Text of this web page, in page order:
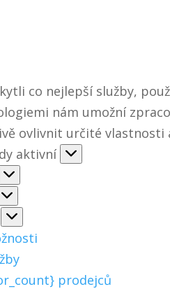
co nejlepší služby,
nám umožní
ovlivnit určité vlastnosti
aktivní
Předvolby
Statistiky
Marketing
prodejců